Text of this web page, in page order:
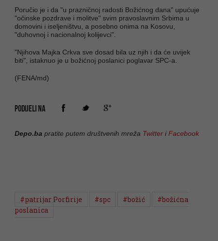
Poručio je i da "u prazničnoj radosti Božićnog dana" upućuje
"očinske pozdrave i molitve" svim pravoslavnim Srbima u
domovini i iseljeništvu, a posebno onima na Kosovu,
"duhovnoj i nacionalnoj kolijevci".
"Njihova Majka Crkva sve dosad bila uz njih i da će uvijek
biti", istaknuo je u božićnoj poslanici poglavar SPC-a.
(FENA/md)
PODIJELI NA
Depo.ba pratite putem društvenih mreža Twitter iFacebook
#patrijar Porfirije #spc #božić
#božićna
poslanica